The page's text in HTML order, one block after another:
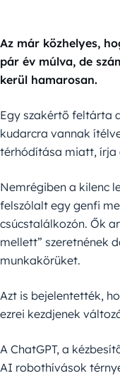
Az már közhelyes,
pár év múlva, de
kerül hamarosan.
Egy szakértő feltárta
kudarcra vannak
térhódítása miatt, írja
Nemrégiben a kilenc
felszólalt egy genfi
csúcstalálkozón. Ők
mellett” szeretnének
munkakörüket.
Azt is bejelentették,
ezrei kezdjenek
A ChatGPT, a
AI robothívások